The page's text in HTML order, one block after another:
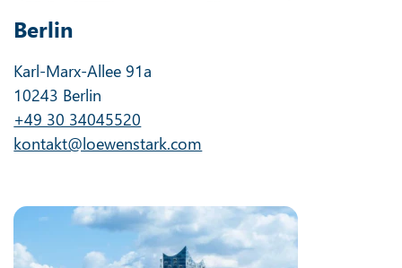
Berlin
Karl-Marx-Allee 91a
10243 Berlin
+49 30 34045520
kontakt@loewenstark.com